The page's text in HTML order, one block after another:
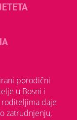
porodični
u Bosni i
daje
zatrudnjenju,